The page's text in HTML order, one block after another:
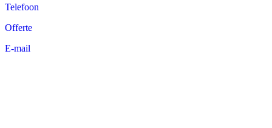
Telefoon
Offerte
E-mail